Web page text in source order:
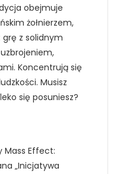
obejmuje
żołnierzem,
z solidnym
Koncentrują się
Musisz
się posuniesz?
Mass Effect:
„Inicjatywa